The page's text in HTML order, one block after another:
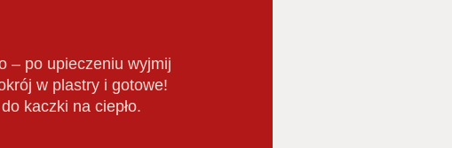
– po upieczeniu wyjmij
w plastry i gotowe!
kaczki na ciepło.